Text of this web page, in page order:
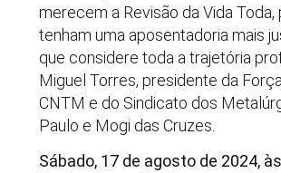
merecem a Revisão da Vida Toda,
tenham uma aposentadoria mais
que considere toda a trajetória
Miguel Torres, presidente da
CNTM e do Sindicato dos
Paulo e Mogi das Cruzes.
Sábado, 17 de agosto de 2024,